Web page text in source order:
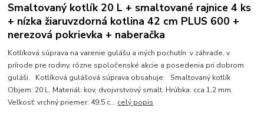
Smaltovaný kotlík 20 L + smaltované rajnice 4 ks
+ nízka žiaruvzdorná kotlina 42 cm PLUS 600 +
nerezová pokrievka + naberačka
Kotlíková súprava na varenie gulášu a iných pochutín v záhrade, v
prírode pre rodiny, rôzne spoločenské akcie a posedenia pri dobrom
guláši. Kotlíková gulášová súprava obsahuje: Smaltovaný kotlík
Objem: 20 L. Materiál: kov, dvojvrstvový smalt. Hrúbka: cca 1,2 mm.
Veľkosť: vrchný priemer: 49,5 c... celý popis